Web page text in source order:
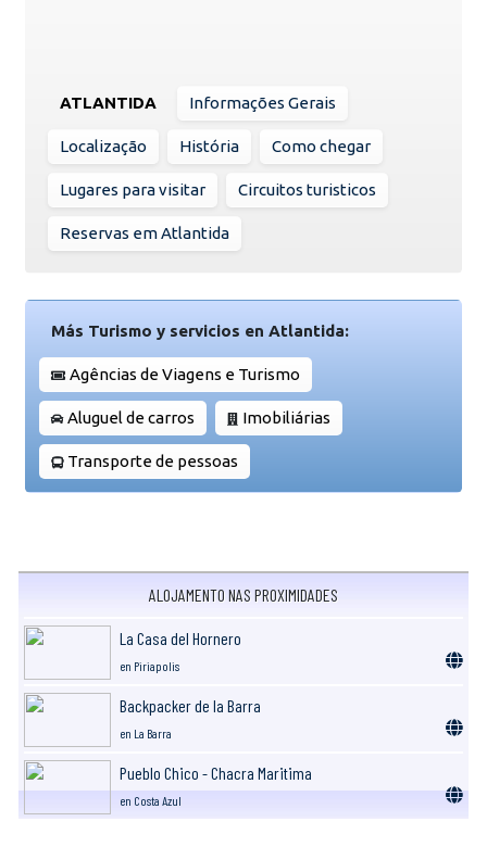
ATLANTIDA Informações Gerais
Localização História Como chegar
Lugares para visitar Circuitos turisticos
Reservas em Atlantida
Más Turismo y servicios en Atlantida:
Agências de Viagens e Turismo
Aluguel de carros Imobiliárias
Transporte de pessoas
ALOJAMENTO NAS PROXIMIDADES
La Casa del Hornero
en Piriapolis
Backpacker de la Barra
en La Barra
Pueblo Chico - Chacra Maritima
en Costa Azul